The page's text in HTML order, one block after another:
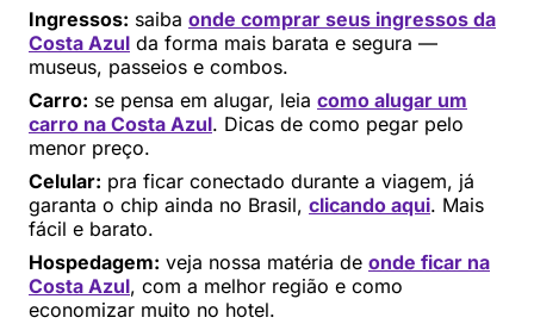
Ingressos: saiba onde comprar seus ingressos da
Costa Azul da forma mais barata e segura —
museus, passeios e combos.
Carro: se pensa em alugar, leia como alugar um
carro na Costa Azul. Dicas de como pegar pelo
menor preço.
Celular: pra ficar conectado durante a viagem, já
garanta o chip ainda no Brasil, clicando aqui. Mais
fácil e barato.
Hospedagem: veja nossa matéria de onde ficar na
Costa Azul, com a melhor região e como
economizar muito no hotel.